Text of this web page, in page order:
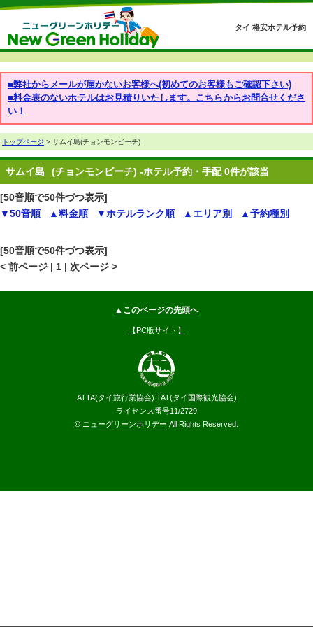
タイ 格安ホテル予約
■弊社からメールが届かないお客様へ(初めてのお客様もご確認下さい)
■料金表のないホテルはお見積りいたします。こちらからお問合せくださ
い！
トップページ > サムイ島(チョンモンビーチ)
サムイ島 (チョンモンビーチ) -ホテル予約・手配 0件が該当
[50音順で50件づつ表示]
▼50音順
▲料金順 ▼ホテルランク順 ▲エリア別 ▲予約種別
[50音順で50件づつ表示]
< 前ページ | 1 | 次ページ >
▲このページの先頭へ
【PC版サイト】
ATTA(タイ旅行業協会) TAT(タイ国際観光協会)
ライセンス番号11/2729
© ニューグリーンホリデー All Rights Reserved.